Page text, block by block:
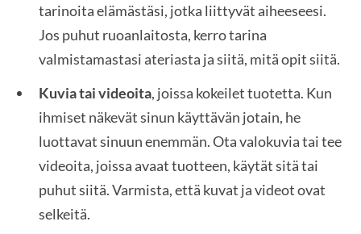
tarinoita elämästäsi, jotka liittyvät aiheeseesi.
Jos puhut ruoanlaitosta, kerro tarina
valmistamastasi ateriasta ja siitä, mitä opit siitä.
Kuvia tai videoita, joissa kokeilet tuotetta. Kun
ihmiset näkevät sinun käyttävän jotain, he
luottavat sinuun enemmän. Ota valokuvia tai tee
videoita, joissa avaat tuotteen, käytät sitä tai
puhut siitä. Varmista, että kuvat ja videot ovat
selkeitä.